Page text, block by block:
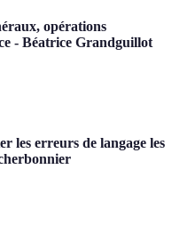
opérations
- Béatrice Grandguillot
les erreurs de langage les